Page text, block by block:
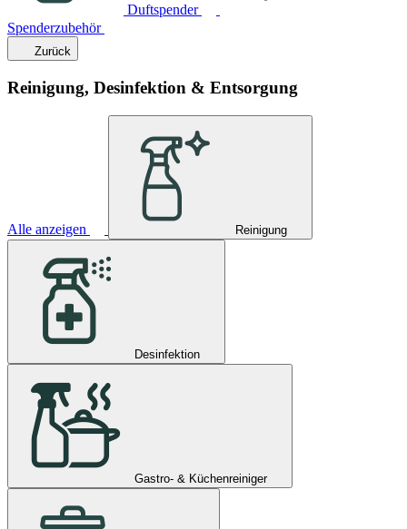
Duftspender
Spenderzubehör
Zurück
Reinigung, Desinfektion & Entsorgung
Alle anzeigen Reinigung
Desinfektion
Gastro- & Küchenreiniger